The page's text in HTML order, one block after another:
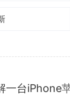
一台iPhone